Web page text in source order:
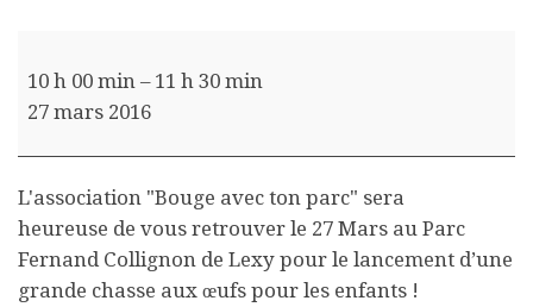
10 h 00 min – 11 h 30 min
27 mars 2016
L'association "Bouge avec ton parc" sera
heureuse de vous retrouver le 27 Mars au Parc
Fernand Collignon de Lexy pour le lancement d’une
grande chasse aux œufs pour les enfants !